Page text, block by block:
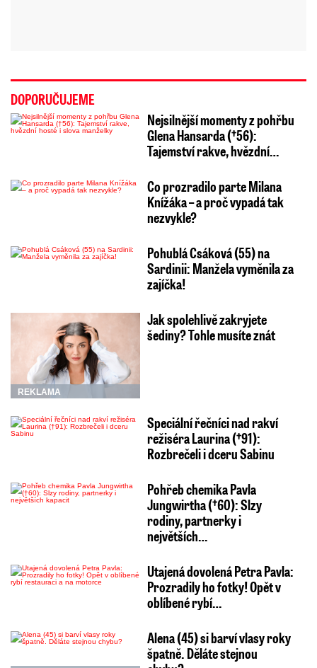
DOPORUČUJEME
Nejsilnější momenty z pohřbu
Glena Hansarda (†56):
Tajemství rakve, hvězdní…
Co prozradilo parte Milana
Knížáka – a proč vypadá tak
nezvykle?
Pohublá Csáková (55) na
Sardinii: Manžela vyměnila za
zajíčka!
REKLAMA
Jak spolehlivě zakryjete
šediny? Tohle musíte znát
Speciální řečníci nad rakví
režiséra Laurina (†91):
Rozbrečeli i dceru Sabinu
Pohřeb chemika Pavla
Jungwirtha (†60): Slzy
rodiny, partnerky i
největších…
Utajená dovolená Petra Pavla:
Prozradily ho fotky! Opět v
oblíbené rybí…
Alena (45) si barví vlasy roky
špatně. Děláte stejnou